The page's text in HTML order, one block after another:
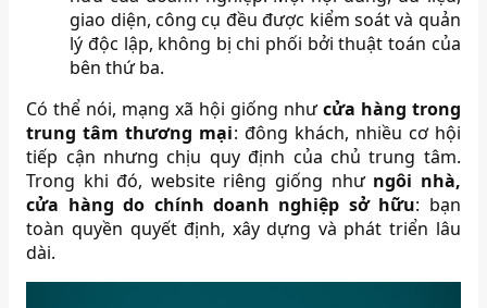
giao diện, công cụ đều được kiểm soát và quản
lý độc lập, không bị chi phối bởi thuật toán của
bên thứ ba.
Có thể nói, mạng xã hội giống nhưcửa hàng trong
trung tâm thương mại: đông khách, nhiều cơ hội
tiếp cận nhưng chịu quy định của chủ trung tâm.
Trong khi đó, website riêng giống như ngôi nhà,
cửa hàng do chính doanh nghiệp sở hữu: bạn
toàn quyền quyết định, xây dựng và phát triển lâu
dài.